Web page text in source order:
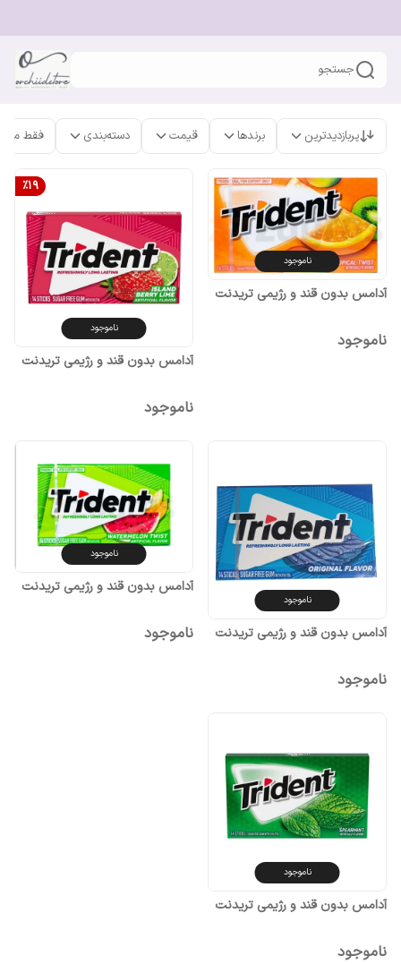
جستجو
پربازدیدترین برندها قیمت دسته‌بندی فقط
ناموجود
آدامس بدون قند و رژیمی تریدنت
ناموجود
%19
ناموجود
آدامس بدون قند و رژیمی تریدنت
ناموجود
ناموجود
آدامس بدون قند و رژیمی تریدنت
ناموجود
ناموجود
آدامس بدون قند و رژیمی تریدنت
ناموجود
ناموجود
آدامس بدون قند و رژیمی تریدنت
ناموجود